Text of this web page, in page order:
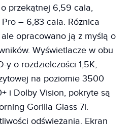
przekątnej 6,59 cala,
– 6,83 cala. Różnica
opracowano ją z myślą o
Wyświetlacze w obu
y o rozdzielczości 1,5K,
na poziomie 3500
i Dolby Vision, pokryte są
Gorilla Glass 7i.
odświeżania. Ekran